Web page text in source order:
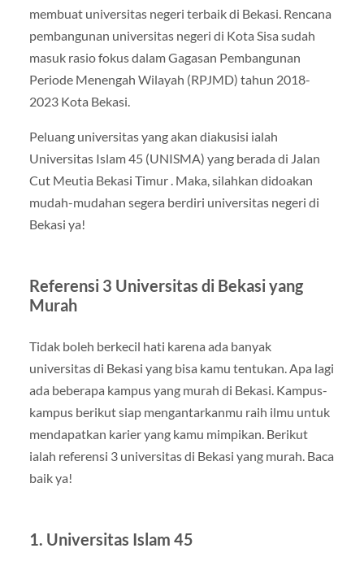
membuat universitas negeri terbaik di Bekasi. Rencana
pembangunan universitas negeri di Kota Sisa sudah
masuk rasio fokus dalam Gagasan Pembangunan
Periode Menengah Wilayah (RPJMD) tahun 2018-
2023 Kota Bekasi.
Peluang universitas yang akan diakusisi ialah
Universitas Islam 45 (UNISMA) yang berada di Jalan
Cut Meutia Bekasi Timur . Maka, silahkan didoakan
mudah-mudahan segera berdiri universitas negeri di
Bekasi ya!
Referensi 3 Universitas di Bekasi yang
Murah
Tidak boleh berkecil hati karena ada banyak
universitas di Bekasi yang bisa kamu tentukan. Apa lagi
ada beberapa kampus yang murah di Bekasi. Kampus-
kampus berikut siap mengantarkanmu raih ilmu untuk
mendapatkan karier yang kamu mimpikan. Berikut
ialah referensi 3 universitas di Bekasi yang murah. Baca
baik ya!
1. Universitas Islam 45